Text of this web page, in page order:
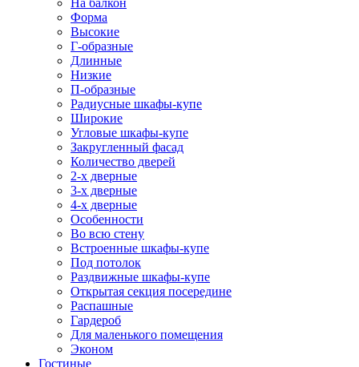
На балкон
Форма
Высокие
Г-образные
Длинные
Низкие
П-образные
Радиусные шкафы-купе
Широкие
Угловые шкафы-купе
Закругленный фасад
Количество дверей
2-х дверные
3-х дверные
4-х дверные
Особенности
Во всю стену
Встроенные шкафы-купе
Под потолок
Раздвижные шкафы-купе
Открытая секция посередине
Распашные
Гардероб
Для маленького помещения
Эконом
Гостиные